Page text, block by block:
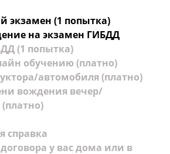
экзамен (1 попытка)
на экзамен ГИБДД
(1 попытка)
обучению (платно)
автомобиля (платно)
вождения вечер/
справка
у вас дома или в